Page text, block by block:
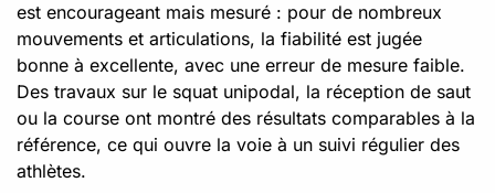
est encourageant mais mesuré : pour de nombreux
mouvements et articulations, la fiabilité est jugée
bonne à excellente, avec une erreur de mesure faible.
Des travaux sur le squat unipodal, la réception de saut
ou la course ont montré des résultats comparables à la
référence, ce qui ouvre la voie à un suivi régulier des
athlètes.